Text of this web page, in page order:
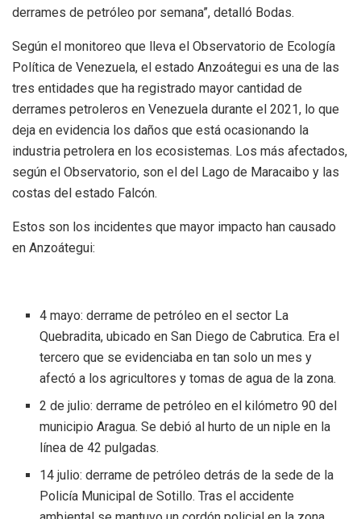
derrames de petróleo por semana”, detalló Bodas.
Según el monitoreo que lleva el Observatorio de Ecología
Política de Venezuela, el estado Anzoátegui es una de las
tres entidades que ha registrado mayor cantidad de
derrames petroleros en Venezuela durante el 2021, lo que
deja en evidencia los daños que está ocasionando la
industria petrolera en los ecosistemas. Los más afectados,
según el Observatorio, son el del Lago de Maracaibo y las
costas del estado Falcón.
Estos son los incidentes que mayor impacto han causado
en Anzoátegui:
4 mayo: derrame de petróleo en el sector La
Quebradita, ubicado en San Diego de Cabrutica. Era el
tercero que se evidenciaba en tan solo un mes y
afectó a los agricultores y tomas de agua de la zona.
2 de julio: derrame de petróleo en el kilómetro 90 del
municipio Aragua. Se debió al hurto de un niple en la
línea de 42 pulgadas.
14 julio: derrame de petróleo detrás de la sede de la
Policía Municipal de Sotillo. Tras el accidente